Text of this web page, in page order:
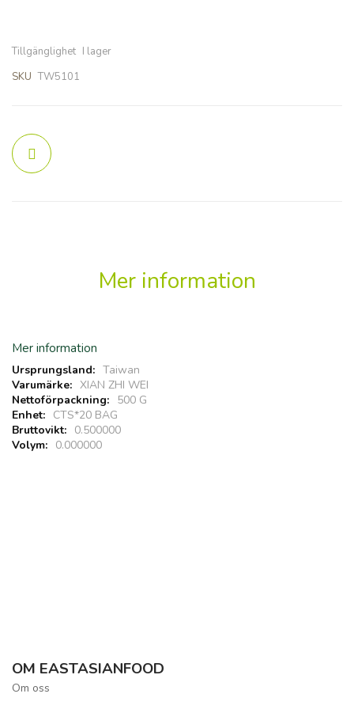
Tillgänglighet I lager
SKU TW5101
Mer information
Mer information
Taiwan
XIAN ZHI WEI
500 G
CTS*20 BAG
0.500000
0.000000
OM EASTASIANFOOD
Om oss